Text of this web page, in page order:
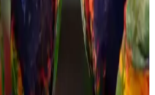
Tüketici
ilgisini çeken geniş bir
doğal içerik ön planda olup,
sağlar.